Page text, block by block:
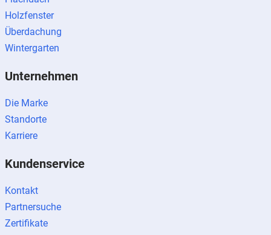
Holzfenster
Überdachung
Wintergarten
Unternehmen
Die Marke
Standorte
Karriere
Kundenservice
Kontakt
Partnersuche
Zertifikate